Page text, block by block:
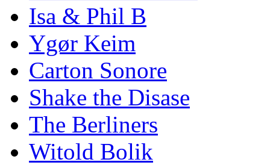
Isa & Phil B
Ygør Keim
Carton Sonore
Shake the Disase
The Berliners
Witold Bolik